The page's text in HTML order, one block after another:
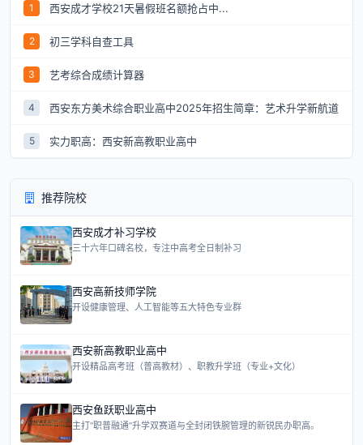
1 西安成才学校21天暑假班名额抢占中...
2 初三学科自查工具
3 艺考综合成绩计算器
4 西安东方美术综合职业高中2025年招生简章：艺术升学新航道
5 实力职高：西安新高教职业高中
推荐院校
西安成才补习学校
三十六年口碑名校，专注中高考全日制补习
西安高新技师学院
开设健康管理、人工智能等五大特色专业群
西安新高教职业高中
开设精品高考班（普高教材）、职教升学班（专业+文化）
西安鱼跃职业高中
主打“职普融通”升学双赛道与全封闭铁腕管理的新锐民办职高。